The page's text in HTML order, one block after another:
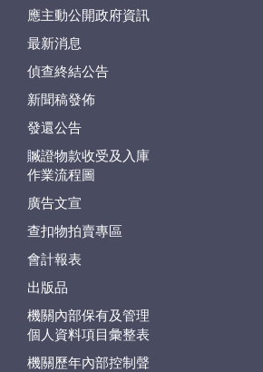
應主動公開政府資訊
最新消息
偵查終結公告
新聞稿發佈
發還公告
贓證物款收受及入庫
作業流程圖
廣告文宣
查扣物拍賣專區
會計報表
出版品
機關內部保有及管理
個人資料項目彙整表
機關歷年內部控制聲